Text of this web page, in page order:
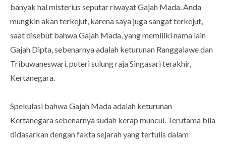
banyak hal misterius seputar riwayat Gajah Mada. Anda
mungkin akan terkejut, karena saya juga sangat terkejut,
saat disebut bahwa Gajah Mada, yang memiliki nama lain
Gajah Dipta, sebenarnya adalah keturunan Ranggalawe dan
Tribuwaneswari, puteri sulung raja Singasari terakhir,
Kertanegara.
Spekulasi bahwa Gajah Mada adalah keturunan
Kertanegara sebenarnya sudah kerap muncul. Terutama bila
didasarkan dengan fakta sejarah yang tertulis dalam